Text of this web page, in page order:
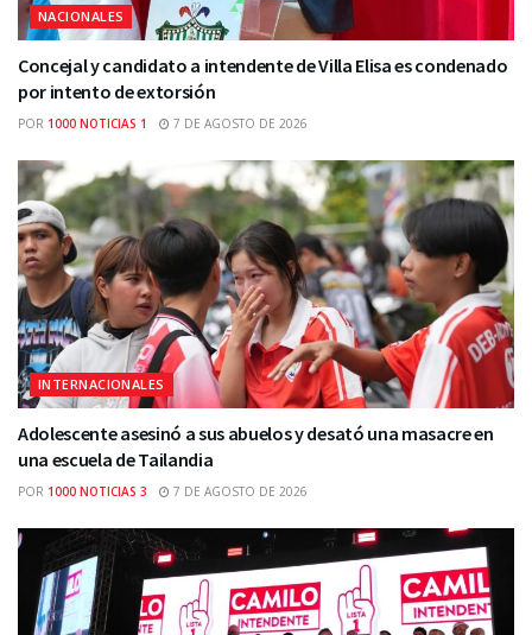
NACIONALES
Concejal y candidato a intendente de Villa Elisa es condenado
por intento de extorsión
POR 1000 NOTICIAS 1 7 DE AGOSTO DE 2026
INTERNACIONALES
Adolescente asesinó a sus abuelos y desató una masacre en
una escuela de Tailandia
POR 1000 NOTICIAS 3 7 DE AGOSTO DE 2026